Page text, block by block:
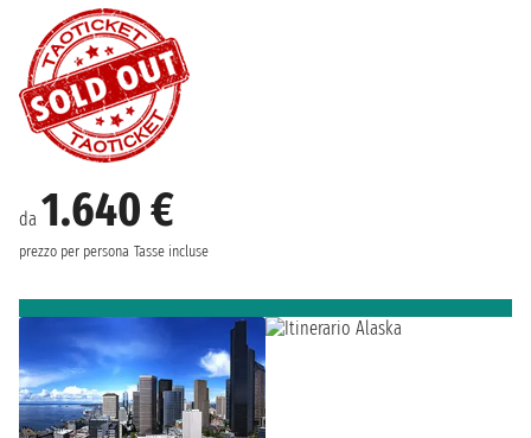
da 1.640 €
prezzo per persona Tasse incluse